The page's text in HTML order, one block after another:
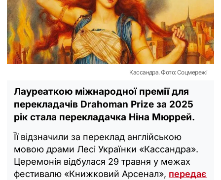
Кассандра. Фото: Соцмережі
Лауреаткою міжнародної премії для
перекладачів Drahoman Prize за 2025
рік стала перекладачка Ніна Мюррей.
Її відзначили за переклад англійською
мовою драми Лесі Українки «Кассандра».
Церемонія відбулася 29 травня у межах
фестивалю «Книжковий Арсенал», передає